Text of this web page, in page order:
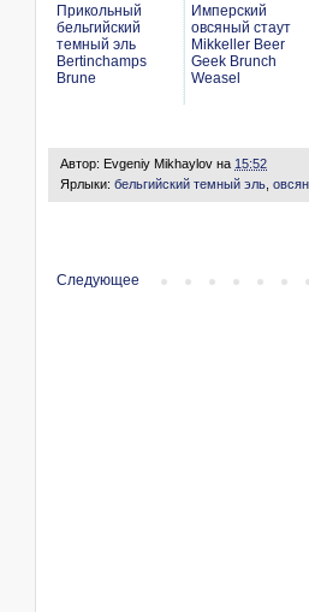
Прикольный
бельгийский
темный эль
Bertinchamps
Brune
Имперский
овсяный стаут
Mikkeller Beer
Geek Brunch
Weasel
Автор: Evgeniy Mikhaylov на 15:52
Ярлыки: бельгийский темный эль
Следующее